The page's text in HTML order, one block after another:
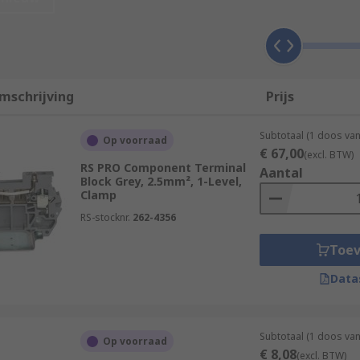
come with different fuse size inserts and may be colour
offer more protection from overcurrent than non-fused
such as:
management
Prijs
Op voorraad
RS PRO Component Terminal
Block Grey, 2.5mm², 1-Level,
Clamp
RS-stocknr. 262-4356
Subtotaal (1 doos
€ 67,00(excl. BTW)
Aantal
Op voorraad Subtotaal (1 doos
€ 8,08(excl. BTW)